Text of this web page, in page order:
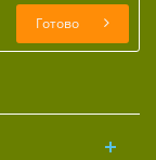
Готово